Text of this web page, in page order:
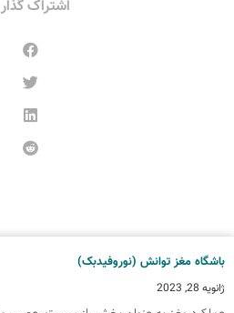
اشتراک گذاری
باشگاه مغز توانش (نوروفیدبک)
ژانویه 28, 2023